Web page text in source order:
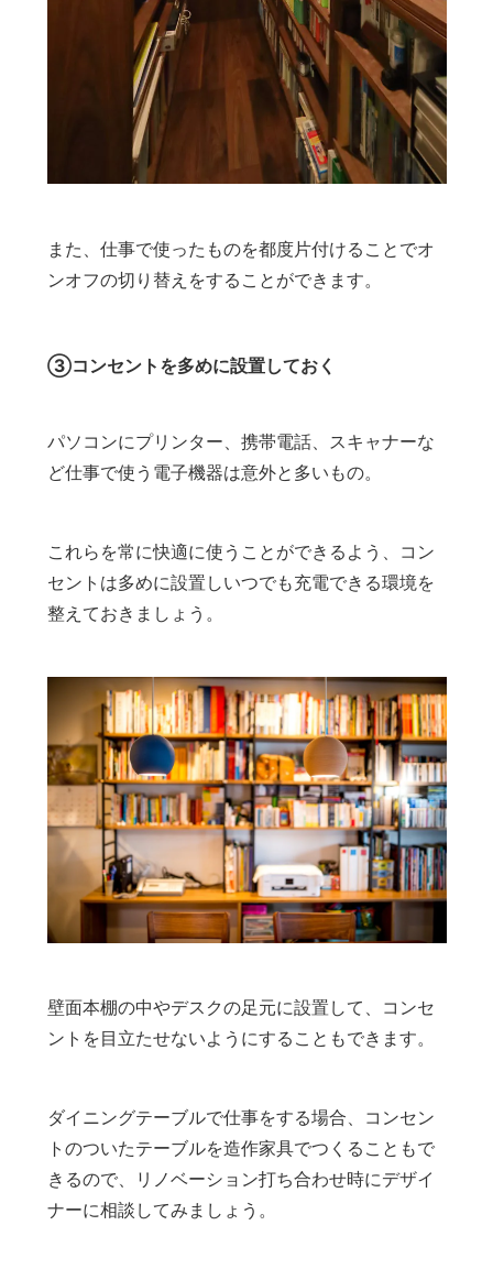
また、仕事で使ったものを都度片付けることでオ
ンオフの切り替えをすることができます。
③コンセントを多めに設置しておく
パソコンにプリンター、携帯電話、スキャナーな
ど仕事で使う電子機器は意外と多いもの。
これらを常に快適に使うことができるよう、コン
セントは多めに設置しいつでも充電できる環境を
整えておきましょう。
壁面本棚の中やデスクの足元に設置して、コンセ
ントを目立たせないようにすることもできます。
ダイニングテーブルで仕事をする場合、コンセン
トのついたテーブルを造作家具でつくることもで
きるので、リノベーション打ち合わせ時にデザイ
ナーに相談してみましょう。